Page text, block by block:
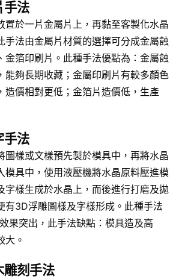
手法
置於一片金屬片上，再黏至客製化水晶
手法由金屬片材質的選擇可分成金屬蝕
金箔印刷片。此種手法優點為：金屬蝕
能夠長期收藏；金屬印刷片有較多顏色
造價相對更低；金箔片造價低，生產
手法
圖樣或文樣預先製於模具中，再將水晶
模具中，使用液壓機將水晶原料壓進模
字樣生成於水晶上，而後進行打磨及拋
有3D浮雕圖樣及字樣形成。此種手法
果突出，此手法缺點：模具造及高
大。
雕刻手法